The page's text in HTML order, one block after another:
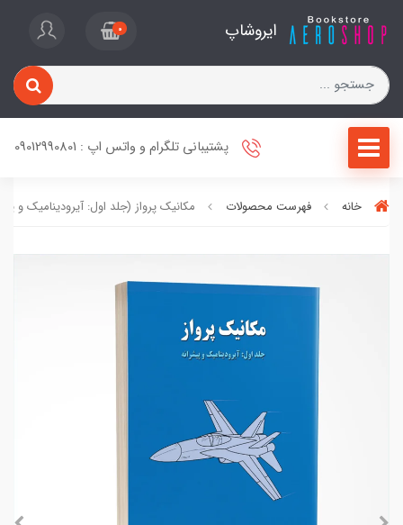
ایروشاپ 0
پشتیبانی تلگرام و واتس اپ : 09012990801
خانه فهرست محصولات مکانیک پرواز (جلد اول: آیرودینامیک و